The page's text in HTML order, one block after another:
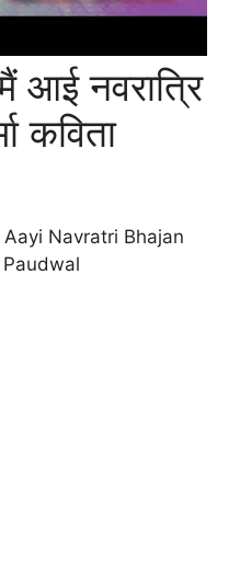
आई नवरात्रि
कविता
Navratri Bhajan